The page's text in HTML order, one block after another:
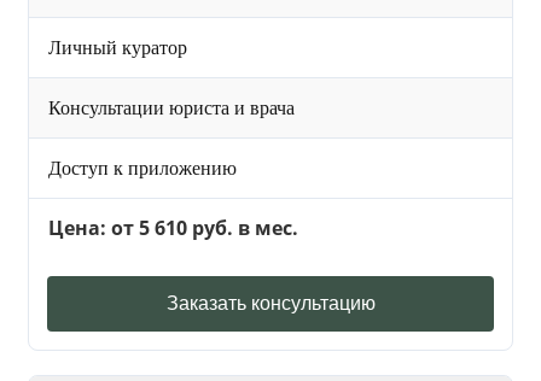
Личный куратор
Консультации юриста и врача
Доступ к приложению
Цена: от 5 610 руб. в мес.
Заказать консультацию